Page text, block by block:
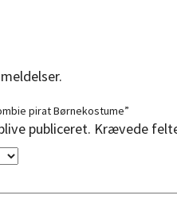
pirat Børnekostume”
publiceret. Krævede